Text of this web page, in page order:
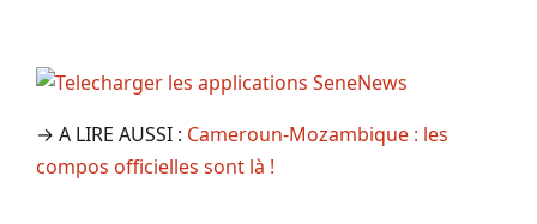
→ A LIRE AUSSI : Cameroun-Mozambique : les
compos officielles sont là !